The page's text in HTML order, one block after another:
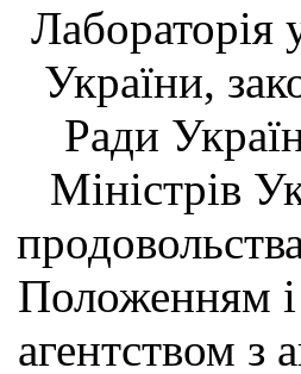
Лабораторія
України,
Ради
Міністрів
Положенням
агентством з